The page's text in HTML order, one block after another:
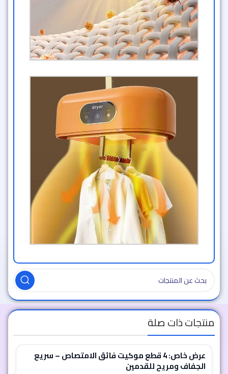
منتجات ذات صلة
عرض خاص: 4 قطع موكيت فائق الامتصاص – سريع
الجفاف ومريح للقدمين